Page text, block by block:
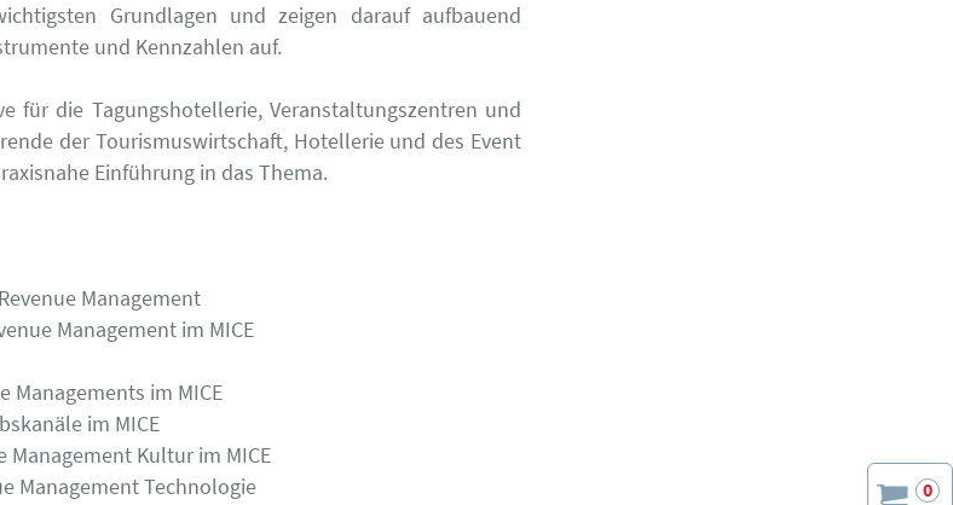
0
Grundlagen und zeigen darauf aufbauend
und Kennzahlen auf.
für die Tagungshotellerie, Veranstaltungszentren und
der Tourismuswirtschaft, Hotellerie und des Event
Einführung in das Thema.
Management
Management im MICE
Managements im MICE
im MICE
Management Kultur im MICE
Management Technologie